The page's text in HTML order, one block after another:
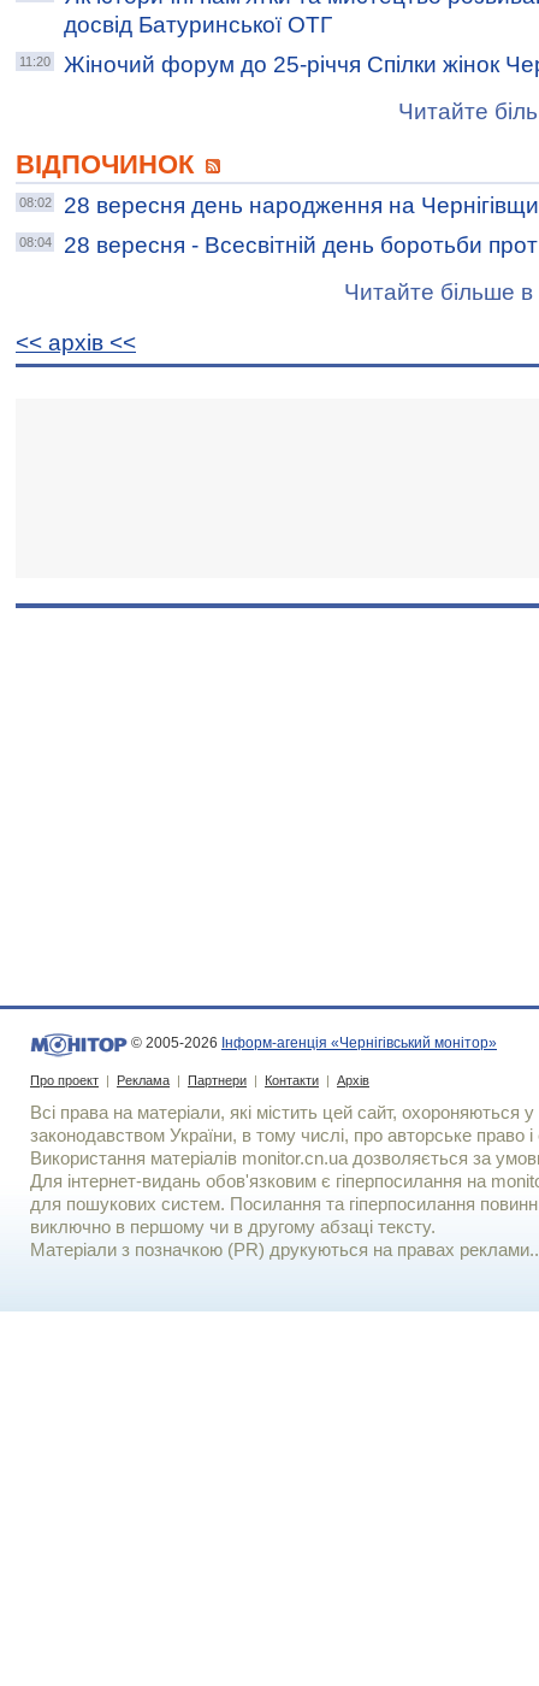
досвід Батуринської ОТГ
11:20
Жіночий форум до 25-річчя Спілки жінок
Читайте
ВІДПОЧИНОК
08:02 28 вересня день народження на
08:04
28 вересня - Всесвітній день боротьби
Читайте більше в
<< архiв <<
© 2005-2026 Інформ-агенція «Чернігівський монітор»
Про проект | Реклама | Партнери | Контакти | Архів
Всі права на матеріали, які містить цей сайт, охороняються у
законодавством України, в тому числі, про авторське право і
Використання матерiалiв monitor.cn.ua дозволяється за
Для iнтернет-видань обов'язковим є гiперпосилання на
для пошукових систем. Посилання та гіперпосилання
виключно в першому чи в другому абзаці тексту.
Матеріали з позначкою (PR) друкуються на правах реклами..